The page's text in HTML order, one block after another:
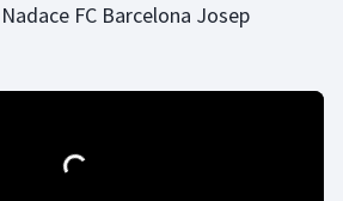
FC Barcelona Josep